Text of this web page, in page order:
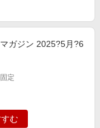
ガジン 2025?5月?6
定
む